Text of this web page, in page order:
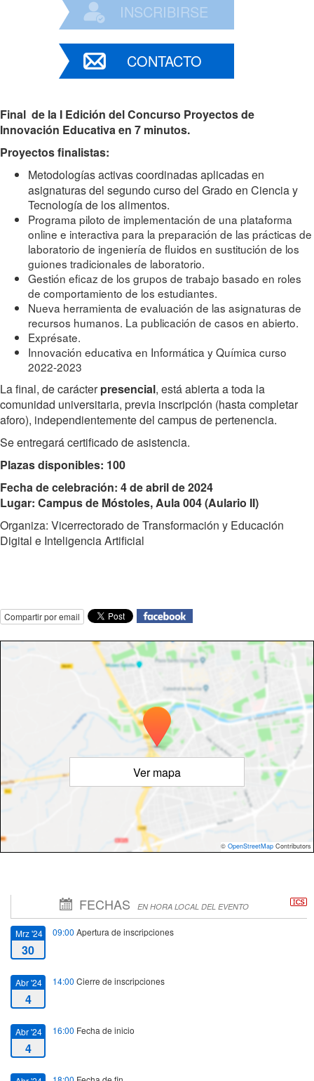
INSCRIBIRSE
CONTACTO
Final de la I Edición del Concurso Proyectos de
Innovación Educativa en 7 minutos.
Proyectos finalistas:
Metodologías activas coordinadas aplicadas en
asignaturas del segundo curso del Grado en Ciencia y
Tecnología de los alimentos.
Programa piloto de implementación de una plataforma
online e interactiva para la preparación de las prácticas de
laboratorio de ingeniería de fluidos en sustitución de los
guiones tradicionales de laboratorio.
Gestión eficaz de los grupos de trabajo basado en roles
de comportamiento de los estudiantes.
Nueva herramienta de evaluación de las asignaturas de
recursos humanos. La publicación de casos en abierto.
Exprésate.
Innovación educativa en Informática y Química curso
2022-2023
La final, de carácterpresencial, está abierta a toda la
comunidad universitaria, previa inscripción (hasta completar
aforo), independientemente del campus de pertenencia.
Se entregará certificado de asistencia.
Plazas disponibles: 100
Fecha de celebración: 4 de abril de 2024
Lugar: Campus de Móstoles, Aula 004 (Aulario II)
Organiza: Vicerrectorado de Transformación y Educación
Digital e Inteligencia Artificial
Compartir por email
Ver mapa
© OpenStreetMap Contributors
FECHAS EN HORA LOCAL DEL EVENTO
Mrz '24
30
09:00 Apertura de inscripciones
Abr '24
4
14:00 Cierre de inscripciones
Abr '24
4
16:00 Fecha de inicio